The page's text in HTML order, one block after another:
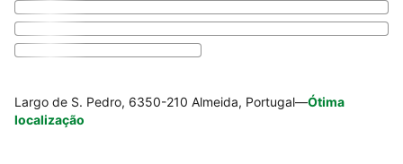
Largo de S. Pedro, 6350-210 Almeida, Portugal—Ótima
localização